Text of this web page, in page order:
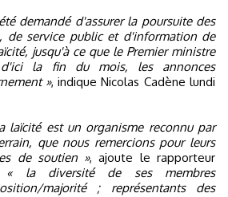
demandé d'assurer la poursuite des
de service public et d'information de
jusqu'à ce que le Premier ministre
d'ici la fin du mois, les annonces
», indique Nicolas Cadène lundi
laïcité est un organisme reconnu par
que nous remercions pour leurs
de soutien », ajoute le rapporteur
« la diversité de ses membres
majorité ; représentants des